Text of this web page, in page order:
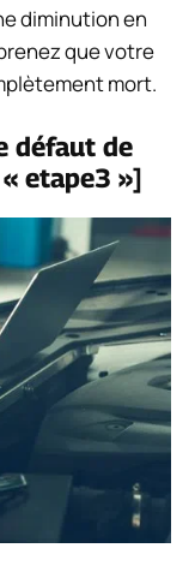
diminution en
que votre
mort.
défaut de
etape3 »]